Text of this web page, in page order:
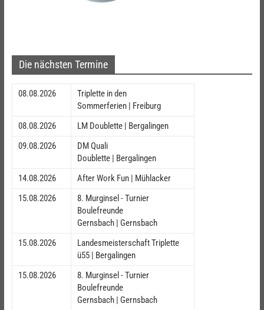
Die nächsten Termine
08.08.2026
Triplette in den
Sommerferien | Freiburg
08.08.2026
LM Doublette | Bergalingen
09.08.2026
DM Quali
Doublette | Bergalingen
14.08.2026
After Work Fun | Mühlacker
15.08.2026
8. Murginsel - Turnier
Boulefreunde
Gernsbach | Gernsbach
15.08.2026
Landesmeisterschaft Triplette
ü55 | Bergalingen
15.08.2026
8. Murginsel - Turnier
Boulefreunde
Gernsbach | Gernsbach